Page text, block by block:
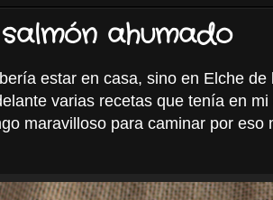
ahumado
estar en casa, sino en Elche
varias recetas que tenía en
maravilloso para caminar por